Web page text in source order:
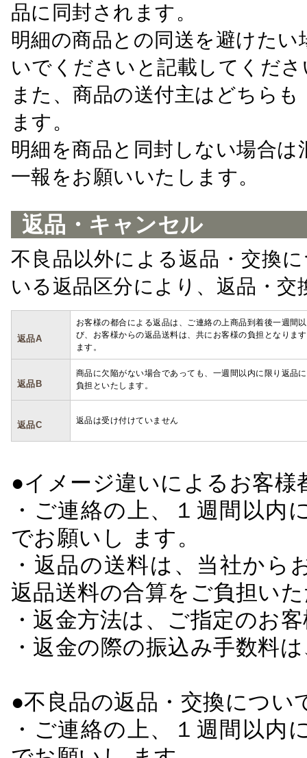
品に同封されます。
明細の商品との同送を避けた
いでくださいと記載してくださ
また、商品の送付主はどちら
ます。
明細を商品と同封しない場合
一報をお願いいたします。
返品・キャンセル
不良品以外による返品・交換
いる返品区分により、返品・
返品A
お客様の都合による返品は、ご連絡の上商品到着後一週間
び、お客様からの返品送料は、共にお客様の負担となりま
ます。
返品B
商品に欠陥がない場合であっても、一週間以内に限り返品
負担といたします。
返品C 返品は受け付けていません
●イメージ違いによるお客
・ご連絡の上、１週間以
でお願いし ます。
・返品の送料は、当社か
返品送料の合算をご負担い
・返金方法は、ご指定のお
・返金の際の振込み手数料
●不良品の返品・交換につい
・ご連絡の上、１週間以